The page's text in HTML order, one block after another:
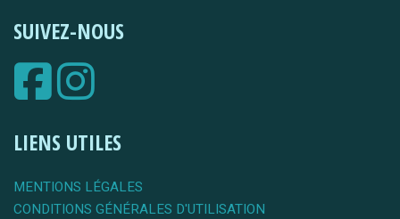
SUIVEZ-NOUS
LIENS UTILES
MENTIONS LÉGALES
CONDITIONS GÉNÉRALES D'UTILISATION